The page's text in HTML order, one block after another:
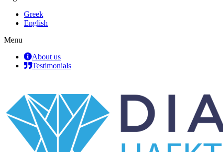
Greek
English
Menu
About us
Testimonials